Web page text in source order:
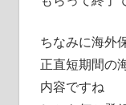
ちなみに海外
正直短期間の
内容ですね